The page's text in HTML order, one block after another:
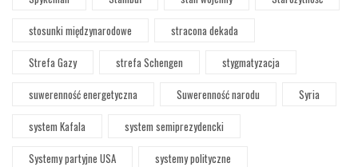
stosunki międzynarodowe
stracona dekada
Strefa Gazy
strefa Schengen
stygmatyzacja
suwerenność energetyczna
Suwerenność narodu
Syria
system Kafala
system semiprezydencki
Systemy partyjne USA
systemy polityczne